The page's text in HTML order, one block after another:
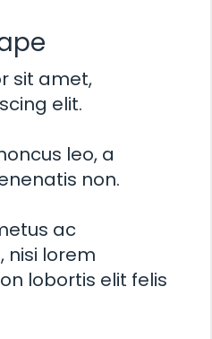
sit amet,
elit.
leo, a
non.
ac
nisi lorem
lobortis elit felis